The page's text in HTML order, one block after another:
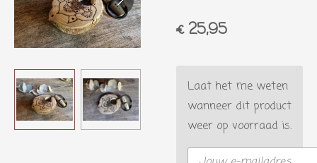
€ 25,95
Laat het me weten
wanneer dit product
weer op voorraad is.